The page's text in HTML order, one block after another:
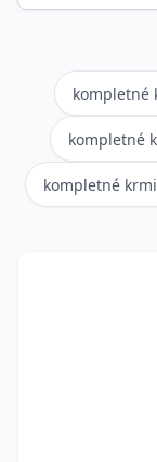
kompletné
kompletné
kompletné